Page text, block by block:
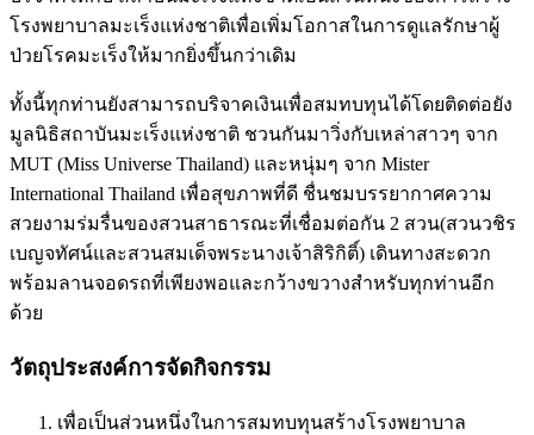
โรงพยาบาลมะเร็งแห่งชาติเพื่อเพิ่มโอกาสในการดูแลรักษาผู้
ป่วยโรคมะเร็งให้มากยิ่งขึ้นกว่าเดิม
ทั้งนี้ทุกท่านยังสามารถบริจาคเงินเพื่อสมทบทุนได้โดยติดต่อยัง
มูลนิธิสถาบันมะเร็งแห่งชาติ ชวนกันมาวิ่งกับเหล่าสาวๆ จาก
MUT (Miss Universe Thailand) และหนุ่มๆ จาก Mister
International Thailand เพื่อสุขภาพที่ดี ชื่นชมบรรยากาศความ
สวยงามร่มรื่นของสวนสาธารณะที่เชื่อมต่อกัน 2 สวน(สวนวชิร
เบญจทัศน์และสวนสมเด็จพระนางเจ้าสิริกิติ์) เดินทางสะดวก
พร้อมลานจอดรถที่เพียงพอและกว้างขวางสำหรับทุกท่านอีก
ด้วย
วัตถุประสงค์การจัดกิจกรรม
เพื่อเป็นส่วนหนึ่งในการสมทบทุนสร้างโรงพยาบาล